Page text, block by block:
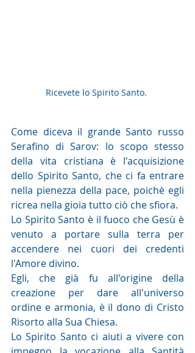
Ricevete lo Spirito Santo.
Come diceva il grande Santo russo
Serafino di Sarov: lo scopo stesso
della vita cristiana è l'acquisizione
dello Spirito Santo, che ci fa entrare
nella pienezza della pace, poichè egli
ricrea nella gioia tutto ciò che sfiora.
Lo Spirito Santo è il fuoco che Gesù è
venuto a portare sulla terra per
accendere nei cuori dei credenti
l'Amore divino.
Egli, che già fu all'origine della
creazione per dare all'universo
ordine e armonia, è il dono di Cristo
Risorto alla Sua Chiesa.
Lo Spirito Santo ci aiuti a vivere con